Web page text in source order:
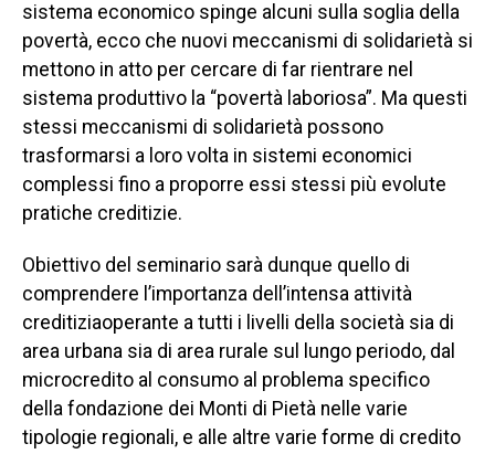
sistema economico spinge alcuni sulla soglia della
povertà, ecco che nuovi meccanismi di solidarietà si
mettono in atto per cercare di far rientrare nel
sistema produttivo la “povertà laboriosa”. Ma questi
stessi meccanismi di solidarietà possono
trasformarsi a loro volta in sistemi economici
complessi fino a proporre essi stessi più evolute
pratiche creditizie.
Obiettivo del seminario sarà dunque quello di
comprendere l’importanza dell’intensa attività
creditiziaoperante a tutti i livelli della società sia di
area urbana sia di area rurale sul lungo periodo, dal
microcredito al consumo al problema specifico
della fondazione dei Monti di Pietà nelle varie
tipologie regionali, e alle altre varie forme di credito